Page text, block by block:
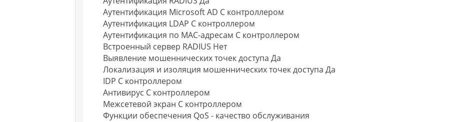
Аутентификация Microsoft AD С контроллером
Аутентификация LDAP С контроллером
Аутентификация по MAC-адресам С контроллером
Встроенный сервер RADIUS Нет
Выявление мошеннических точек доступа Да
Локализация и изоляция мошеннических точек доступа Да
IDP С контроллером
Антивирус С контроллером
Межсетевой экран С контроллером
Функции обеспечения QoS - качество обслуживания